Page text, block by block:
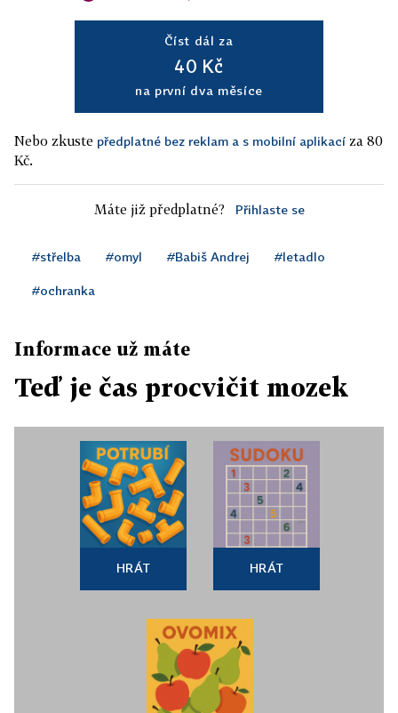
Číst dál za
40 Kč
na první dva měsíce
Nebo zkuste předplatné bez reklam a s mobilní aplikací za 80
Kč.
Máte již předplatné? Přihlaste se
#střelba #omyl #Babiš Andrej #letadlo
#ochranka
Informace už máte
Teď je čas procvičit mozek
HRÁT HRÁT